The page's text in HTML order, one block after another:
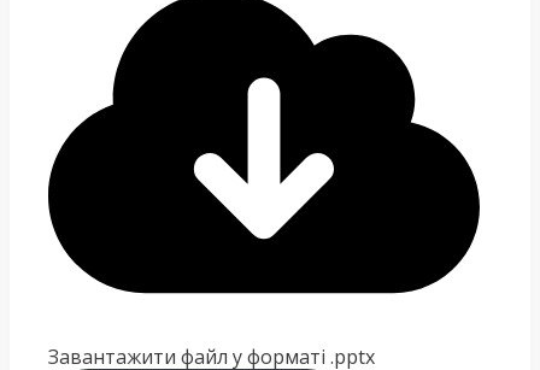
Завантажити файл у форматі .pptx